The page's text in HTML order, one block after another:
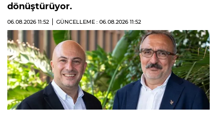
dönüştürüyor.
06.08.2026 11:52 GÜNCELLEME : 06.08.2026 11:52